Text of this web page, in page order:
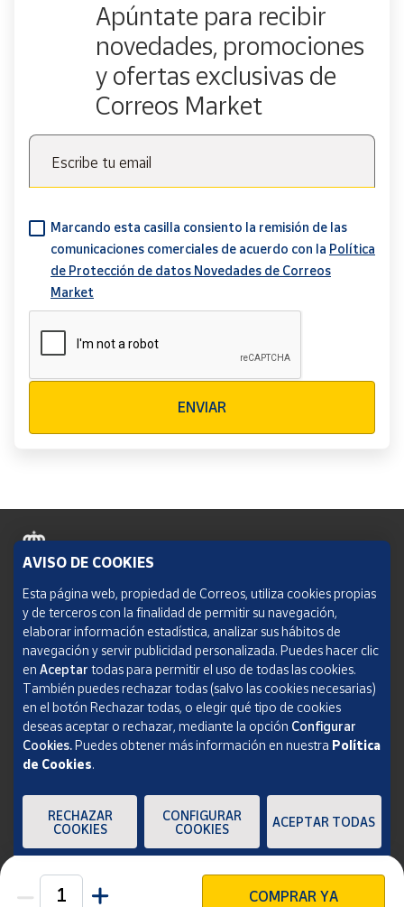
Unidades COMPRAR YA
Apúntate para recibir
novedades, promociones
y ofertas exclusivas de
Correos Market
Escribe tu email
Marcando esta casilla consiento la remisión de las
comunicaciones comerciales de acuerdo con la Política
de Protección de datos Novedades de Correos
Market
ENVIAR
Política de cookies
Aviso legal
Condiciones del servicio
Política de Privacidad Web
Informe de transparencia
SOCIEDAD ESTATAL CORREOS Y TELÉGRAFOS, S.A., S.M.E. Todos los derechos
AVISO DE COOKIES
Esta página web, propiedad de Correos, utiliza cookies propias
y de terceros con la finalidad de permitir su navegación,
elaborar información estadística, analizar sus hábitos de
navegación y servir publicidad personalizada. Puedes hacer clic
en Aceptar todas para permitir el uso de todas las cookies.
También puedes rechazar todas (salvo las cookies necesarias)
en el botón Rechazar todas, o elegir qué tipo de cookies
deseas aceptar o rechazar, mediante la opción Configurar
Cookies.Puedes obtener más información en nuestra Política
de Cookies.
RECHAZAR
COOKIES
CONFIGURAR
COOKIES
ACEPTAR TODAS